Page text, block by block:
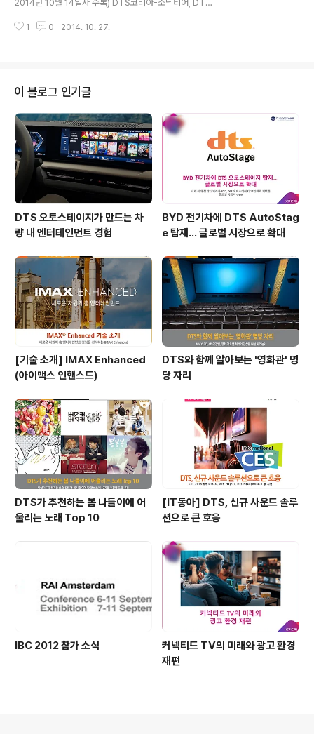
드폰:X는 헤드폰과 이어폰에서 최대 11.1채널의 서라운드
사운드를 전달하는 차세대 입체음향 기술이다. 이 기술이
2014년 10월 14일자 수록) DTS코리아-소닉티어, DTS
의 한국전자전 참가 관련한 지난 기사가 다음과 같이 게재
날인 14일 기술 협력을 위한 파트너십을 체결했다고 전했
다. 이어 두 기업은 국내 미디어 콘텐츠로는 최초로 DTS
Headphone:X(이하 DTS 헤드폰:X)를 적용한 뮤직비디
오와 영화 트레일러를 공개했다. DTS코리아는 한국전자
전에 10개 부스 규모로 참가해 메인 상영관과 태블릿, 게이
밍 ..
1 0 2014. 10. 27.
이 블로그 인기글
DTS 오토스테이지가 만드는 차
량 내 엔터테인먼트 경험
BYD 전기차에 DTS AutoStag
e 탑재… 글로벌 시장으로 확대
[기술 소개] IMAX Enhanced
(아이맥스 인핸스드)
DTS와 함께 알아보는 '영화관' 명
당 자리
DTS가 추천하는 봄 나들이에 어
울리는 노래 Top 10
[IT동아] DTS, 신규 사운드 솔루
션으로 큰 호응
IBC 2012 참가 소식
커넥티드 TV의 미래와 광고 환경
재편